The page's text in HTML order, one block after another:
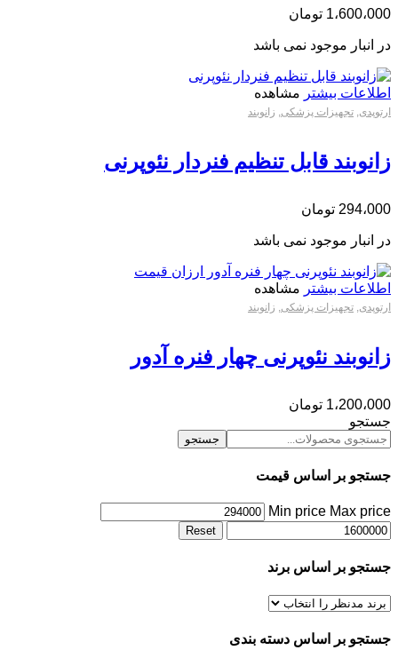
1،600،000 تومان
در انبار موجود نمی باشد
اطلاعات بیشتر مشاهده
ارتوپدی, تجهیزات پزشکی, زانوبند
زانوبند قابل تنظیم فنردار نئوپرنی
294،000 تومان
در انبار موجود نمی باشد
اطلاعات بیشتر مشاهده
ارتوپدی تجهیزات پزشکی زانوبند
زانوبند نئوپرنی چهار فنره آدور
1،200،000 تومان
جستجو
جستجو
جستجو بر اساس قیمت
Min price Max price
Reset
جستجو بر اساس برند
جستجو بر اساس دسته بندی